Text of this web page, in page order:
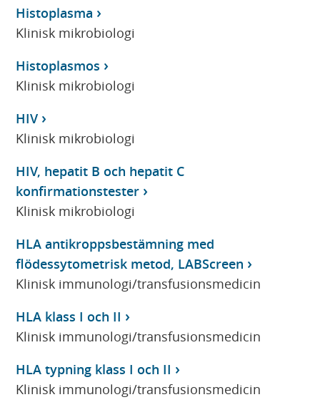
Histoplasma
Klinisk mikrobiologi
Histoplasmos
Klinisk mikrobiologi
HIV
Klinisk mikrobiologi
HIV, hepatit B och hepatit C
konfirmationstester
Klinisk mikrobiologi
HLA antikroppsbestämning med
flödessytometrisk metod, LABScreen
Klinisk immunologi/transfusionsmedicin
HLA klass I och II
Klinisk immunologi/transfusionsmedicin
HLA typning klass I och II
Klinisk immunologi/transfusionsmedicin